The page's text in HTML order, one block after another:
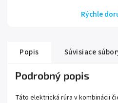
Rýchle
Popis Súvisiace
Podrobný popis
Táto elektrická rúra v kombinácii